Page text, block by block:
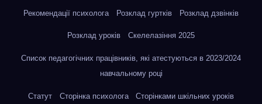
Рекомендації психолога Розклад гуртків Розклад дзвінків
Розклад уроків Скелелазіння 2025
Список педагогічних працівників, які атестуються в 2023/2024
навчальному році
Статут Сторінка психолога Сторінками шкільних уроків